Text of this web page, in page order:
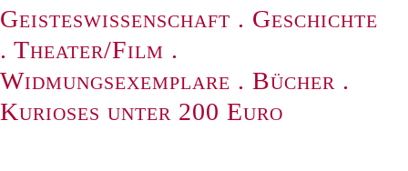
Geisteswissenschaft . Geschichte
. Theater/Film .
Widmungsexemplare . Bücher .
Kurioses unter 200 Euro